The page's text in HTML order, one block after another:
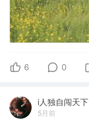
6 0
i人独自闯天下
5月前